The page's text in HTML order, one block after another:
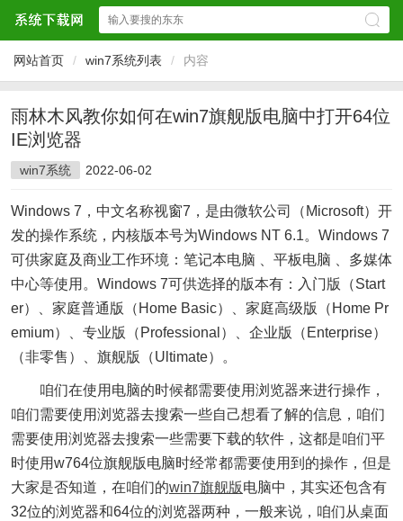
网站首页 / win7系统列表 / 内容
雨林木风教你如何在win7旗舰版电脑中打开64位
IE浏览器
win7系统 2022-06-02
Windows 7，中文名称视窗7，是由微软公司（Microsoft）开
发的操作系统，内核版本号为Windows NT 6.1。Windows 7
可供家庭及商业工作环境：笔记本电脑 、平板电脑 、多媒体
中心等使用。Windows 7可供选择的版本有：入门版（Start
er）、家庭普通版（Home Basic）、家庭高级版（Home Pr
emium）、专业版（Professional）、企业版（Enterprise）
（非零售）、旗舰版（Ultimate）。
咱们在使用电脑的时候都需要使用浏览器来进行操作，
咱们需要使用浏览器去搜索一些自己想看了解的信息，咱们
需要使用浏览器去搜索一些需要下载的软件，这都是咱们平
时使用w764位旗舰版电脑时经常都需要使用到的操作，但是
大家是否知道，在咱们的win7旗舰版电脑中，其实还包含有
32位的浏览器和64位的浏览器两种，一般来说，咱们从桌面